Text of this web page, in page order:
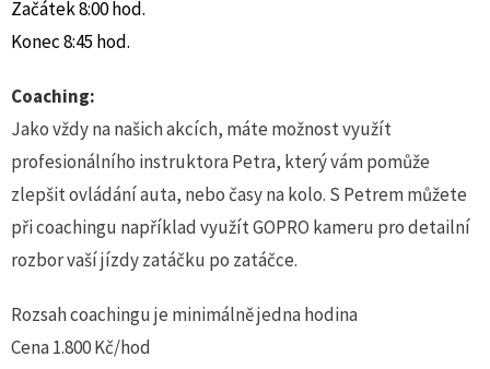
Začátek 8:00 hod.
Konec 8:45 hod.
Coaching:
Jako vždy na našich akcích, máte možnost využít
profesionálního instruktora Petra, který vám pomůže
zlepšit ovládání auta, nebo časy na kolo. S Petrem můžete
při coachingu například využít GOPRO kameru pro detailní
rozbor vaší jízdy zatáčku po zatáčce.
Rozsah coachingu je minimálně jedna hodina
Cena 1.800 Kč/hod